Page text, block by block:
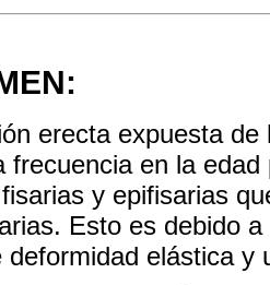
erecta expuesta
frecuencia en la
y epifisarias
Esto es debido
deformidad elástica y